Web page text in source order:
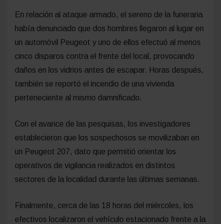
En relación al ataque armado, el sereno de la funeraria
había denunciado que dos hombres llegaron al lugar en
un automóvil Peugeot y uno de ellos efectuó al menos
cinco disparos contra el frente del local, provocando
daños en los vidrios antes de escapar. Horas después,
también se reportó el incendio de una vivienda
perteneciente al mismo damnificado.
Con el avance de las pesquisas, los investigadores
establecieron que los sospechosos se movilizaban en
un Peugeot 207, dato que permitió orientar los
operativos de vigilancia realizados en distintos
sectores de la localidad durante las últimas semanas.
Finalmente, cerca de las 18 horas del miércoles, los
efectivos localizaron el vehículo estacionado frente a la